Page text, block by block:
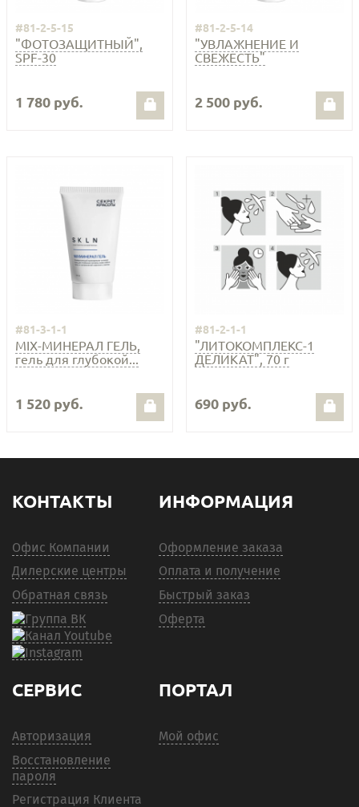
#81-2-5-15
"ФОТОЗАЩИТНЫЙ",
SPF-30
1 780 руб.
#81-2-5-14
"УВЛАЖНЕНИЕ И
СВЕЖЕСТЬ"
2 500 руб.
#81-3-1-1
MIX-МИНЕРАЛ ГЕЛЬ,
гель для глубокой...
1 520 руб.
#81-2-1-1
"ЛИТОКОМПЛЕКС-1
ДЕЛИКАТ", 70 г
690 руб.
КОНТАКТЫ
Офис Компании
Дилерские центры
Обратная связь
ИНФОРМАЦИЯ
Оформление заказа
Оплата и получение
Быстрый заказ
Оферта
СЕРВИС
Авторизация
Восстановление
пароля
Регистрация Клиента
ПОРТАЛ
Мой офис